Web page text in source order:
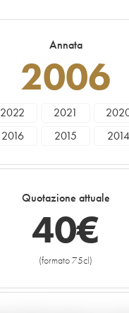
Annata
2006
2022 2021
2016 2015 2014
Quotazione attuale
40€
(formato 75cl)